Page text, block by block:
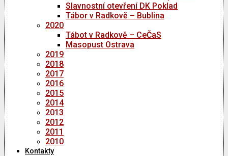
Slavnostní otevření DK Poklad
Tábor v Radkově – Bublina
2020
Tábot v Radkově – CeČaS
Masopust Ostrava
2019
2018
2017
2016
2015
2014
2013
2012
2011
2010
Kontakty